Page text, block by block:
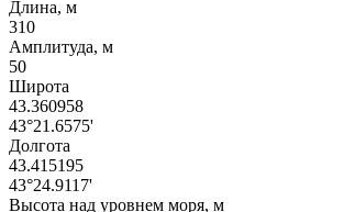
Длина, м
310
Амплитуда, м
50
Широта
43.360958
43°21.6575'
Долгота
43.415195
43°24.9117'
Высота над уровнем моря, м